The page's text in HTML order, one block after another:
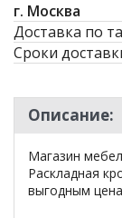
г. Москва
Доставка по
Сроки
Описание:
Магазин
Раскладная
выгодным